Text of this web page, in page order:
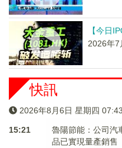
【今日
2026年7
快訊
2026年8月6日 星期四
15:21
魯陽節能：公司汽
品已實現量產銷售